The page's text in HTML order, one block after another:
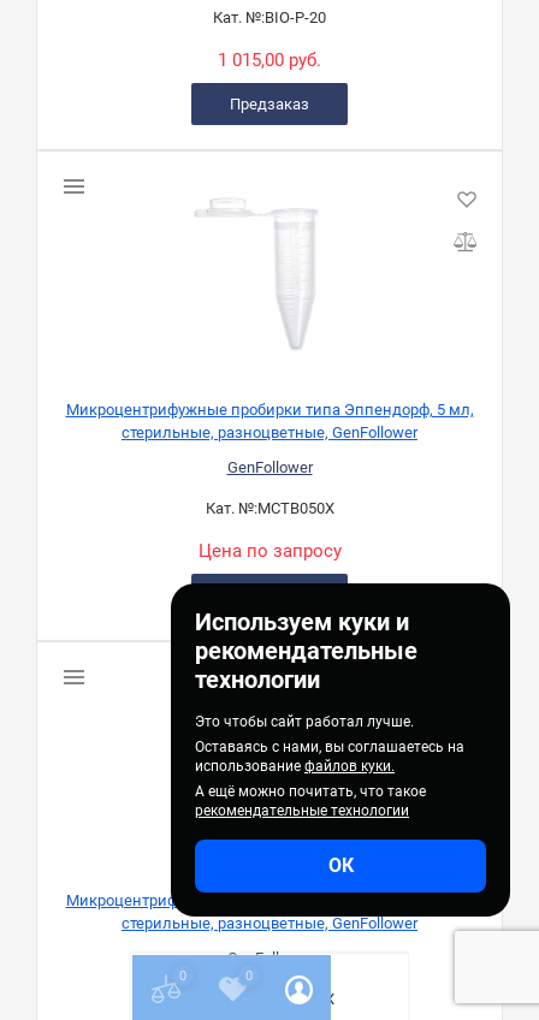
Используем куки и
рекомендательные
технологии
Это чтобы сайт работал лучше.
Оставаясь с нами, вы соглашаетесь на
использование файлов куки.
А ещё можно почитать, что такое
рекомендательные технологии
ОК
Кат. №:BIO-P-20
1 015,00 руб.
Предзаказ
Микроцентрифужные пробирки типа Эппендорф, 5 мл,
стерильные, разноцветные, GenFollower
GenFollower
Кат. №:MCTB050X
Цена по запросу
Микроцентрифужные пробирки типа Эппендорф, 2 мл,
стерильные, разноцветные, GenFollower
GenFollower
Кат. №: MCTB020X
0 0